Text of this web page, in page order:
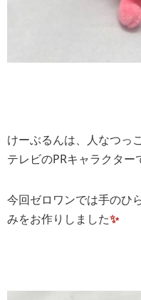
けーぶるんは、人なつっ
テレビのPRキャラクター
今回ゼロワンでは手のひ
みをお作りしました✨